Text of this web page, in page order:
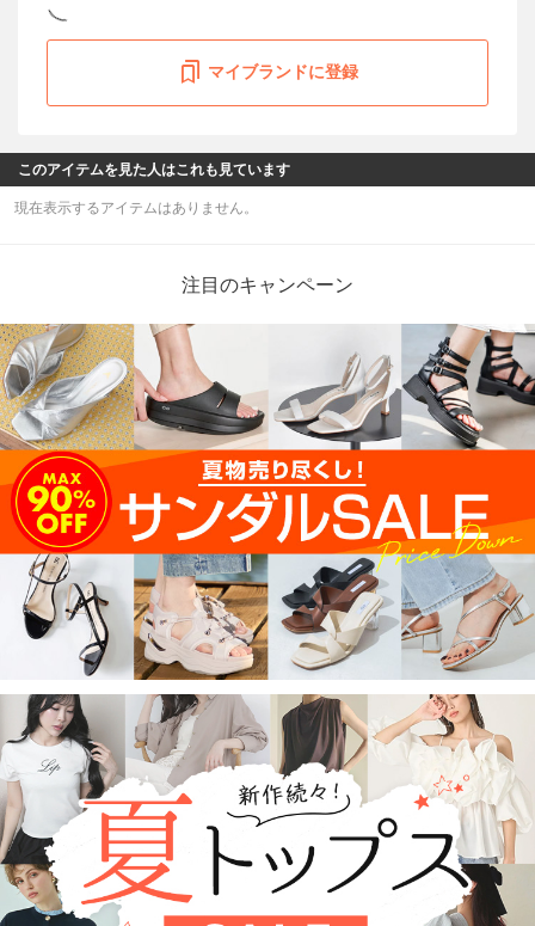
マイブランドに登録
このアイテムを見た人はこれも見ています
現在表示するアイテムはありません。
注目のキャンペーン